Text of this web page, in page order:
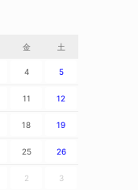
金 土
4 5
11 12
18 19
25 26
2 3